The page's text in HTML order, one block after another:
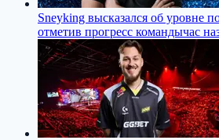
Sneyking высказался об уровне
отметив прогресс командычас